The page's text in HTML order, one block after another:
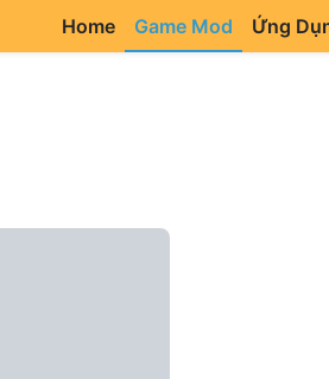
Home Game Mod Ứng